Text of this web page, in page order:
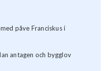
påve Franciskus i
antagen och bygglov